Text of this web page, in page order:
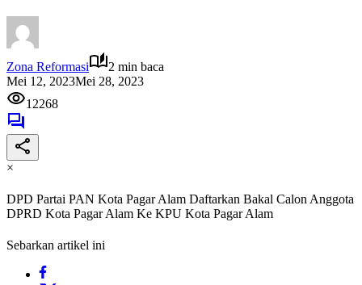
Zona Reformasi
2 min baca
Mei 12, 2023Mei 28, 2023
12268
×
DPD Partai PAN Kota Pagar Alam Daftarkan Bakal Calon Anggota
DPRD Kota Pagar Alam Ke KPU Kota Pagar Alam
Sebarkan artikel ini